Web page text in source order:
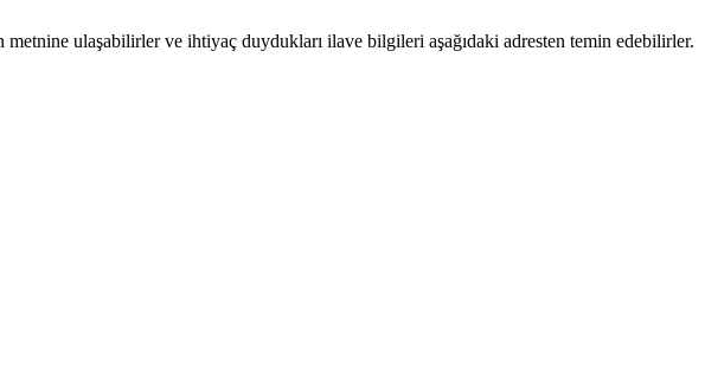
ulaşabilirler ve ihtiyaç duydukları ilave bilgileri aşağıdaki adresten temin edebilirler.